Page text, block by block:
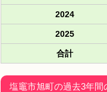
2024
2025
合計
塩竈市旭町の過去3年間